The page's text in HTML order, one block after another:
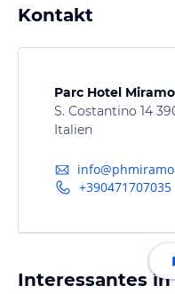
Kontakt
Parc Hotel
S. Costantino 14
Italien
+390471707035
Interessantes in